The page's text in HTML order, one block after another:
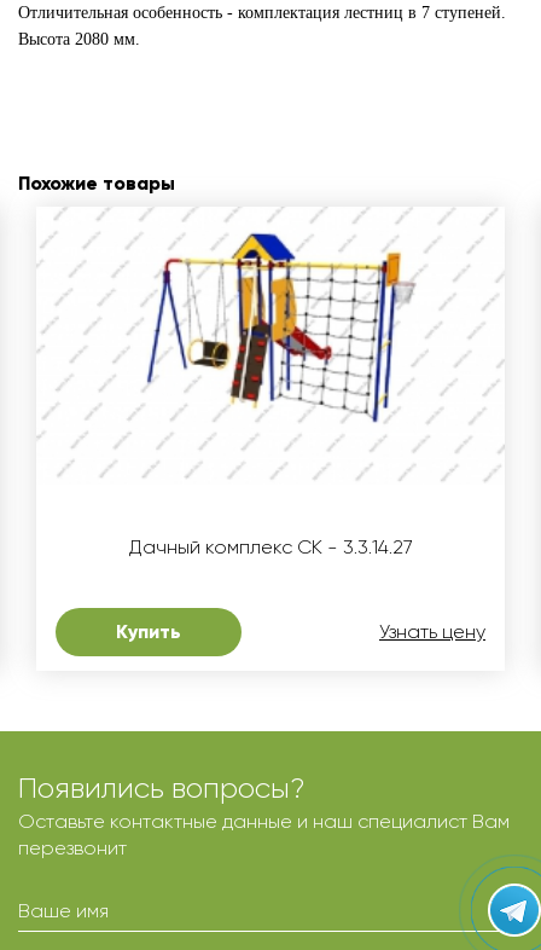
Отличительная особенность - комплектация лестниц в 7 ступеней.
Высота 2080 мм.
Похожие товары
Дачный комплекс СК - 3.3.14.27
Купить Узнать цену
Появились вопросы?
Оставьте контактные данные и наш специалист Вам
перезвонит
Ваше имя